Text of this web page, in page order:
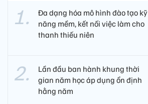
Đa dạng hóa mô hình đào tạo kỹ
năng mềm, kết nối việc làm cho
thanh thiếu niên
Lần đầu ban hành khung thời
gian năm học áp dụng ổn định
hằng năm